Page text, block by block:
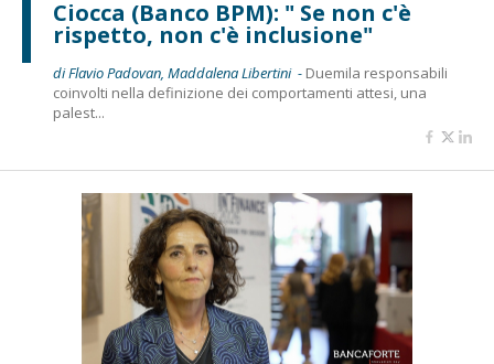
Ciocca (Banco BPM): " Se non c'è
rispetto, non c'è inclusione"
di Flavio Padovan, Maddalena Libertini - Duemila responsabili
coinvolti nella definizione dei comportamenti attesi, una
palest...